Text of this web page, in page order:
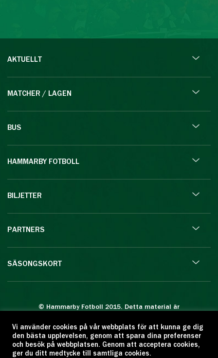
AKTUELLT
MATCHER / LAGEN
BUS
HAMMARBY FOTBOLL
BILJETTER
PARTNERS
SÄSONGSKORT
© Hammarby Fotboll 2015. Detta material är
Eftertryck eller annan kopiering är förbjuden.
Citera oss gärna men ange källan:
www.hammarbyfotboll.se. Ansvarig utgivare:
Vi använder cookies på vår webbplats för att kunna ge dig
den bästa upplevelsen, genom att spara dina preferenser
och besök på webbplatsen. Genom att acceptera cookies,
ger du ditt medtycke till samtliga cookies.